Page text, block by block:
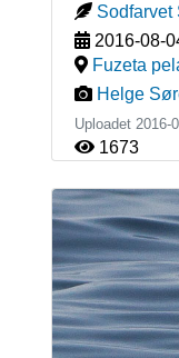
Sodfarvet
2016-08-
Fuzeta
Helge
Uploadet 2016-
1673